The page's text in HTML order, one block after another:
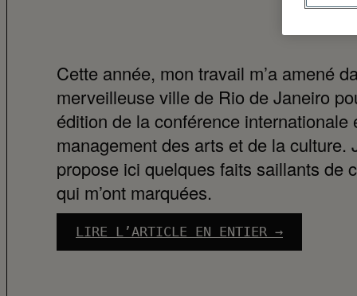
Cette année, mon travail m’a amené
merveilleuse ville de Rio de Janeiro
édition de la conférence internationale
management des arts et de la culture.
propose ici quelques faits saillants de
qui m’ont marquées.
LIRE L’ARTICLE EN ENTIER →
: